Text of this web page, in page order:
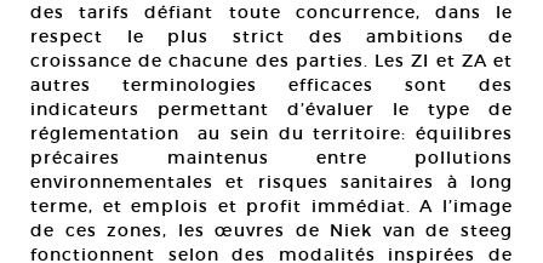
des tarifs défiant toute concurrence, dans le
respect le plus strict des ambitions de
croissance de chacune des parties. Les ZI et ZA et
autres terminologies efficaces sont des
indicateurs permettant d’évaluer le type de
réglementation au sein du territoire: équilibres
précaires maintenus entre pollutions
environnementales et risques sanitaires à long
terme, et emplois et profit immédiat. A l’image
de ces zones, les œuvres de Niek van de steeg
fonctionnent selon des modalités inspirées de